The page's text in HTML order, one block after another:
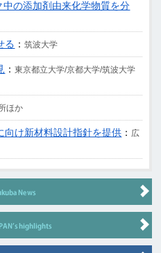
の添加剤由来化学物質を分
る ：筑波大学
：東京都立大学/京都大学/筑波大学
ほか
向け新材料設計指針を提供 ： 広